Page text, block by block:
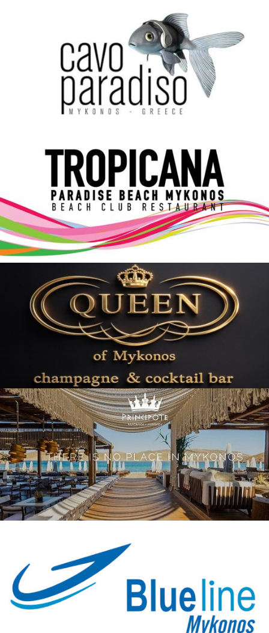
Elections 2023
Ελληνικά English